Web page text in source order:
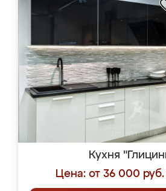
Кухня
Цена: от 36 000